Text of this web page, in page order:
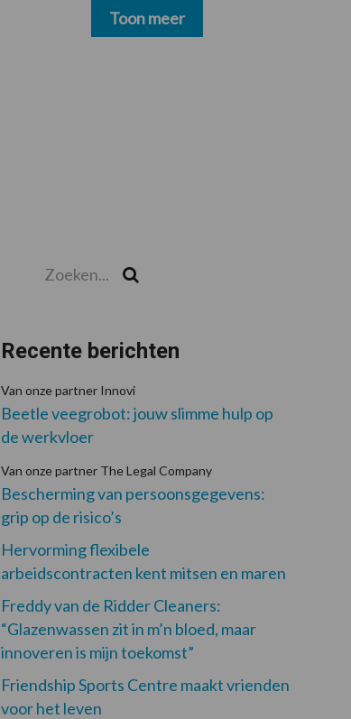
betalen
Toon meer
Recente berichten
Van onze partner Innovi
Beetle veegrobot: jouw slimme hulp op
de werkvloer
Van onze partner The Legal Company
Bescherming van persoonsgegevens:
grip op de risico’s
Hervorming flexibele
arbeidscontracten kent mitsen en maren
Freddy van de Ridder Cleaners:
“Glazenwassen zit in m’n bloed, maar
innoveren is mijn toekomst”
Friendship Sports Centre maakt vrienden
voor het leven